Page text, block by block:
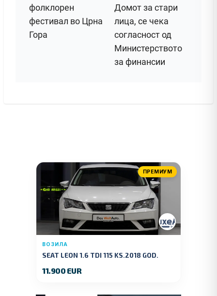
фолклорен
фестивал во Црна
Гора
Домот за стари
лица, се чека
согласност од
Министерството
за финансии
ПРЕМИУМ
ВОЗИЛА
SEAT LEON 1.6 TDI 115 KS.2018 GOD.
11.900 EUR